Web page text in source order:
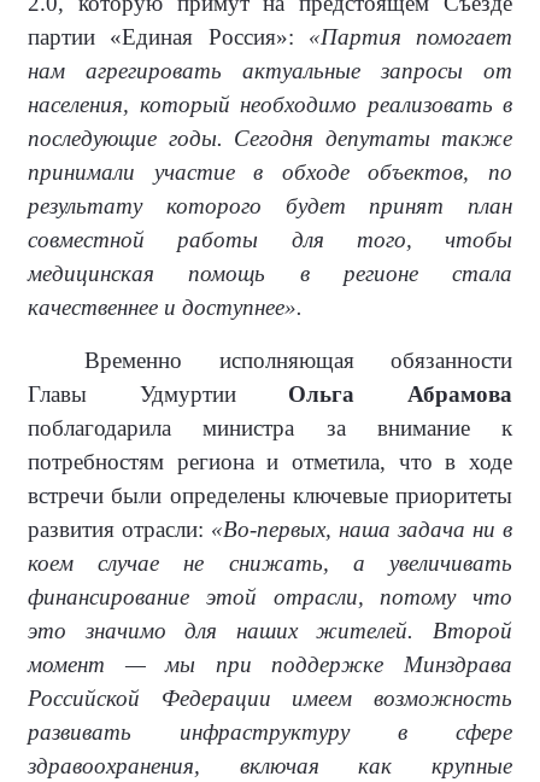
партии «Единая Россия»: «Партия помогает
нам агрегировать актуальные запросы от
населения, который необходимо реализовать в
последующие годы. Сегодня депутаты также
принимали участие в обходе объектов, по
результату которого будет принят план
совместной работы для того, чтобы
медицинская помощь в регионе стала
качественнее и доступнее».
Временно исполняющая обязанности
Главы Удмуртии Ольга Абрамова
поблагодарила министра за внимание к
потребностям региона и отметила, что в ходе
встречи были определены ключевые приоритеты
развития отрасли: «Во-первых, наша задача ни в
коем случае не снижать, а увеличивать
финансирование этой отрасли, потому что
это значимо для наших жителей. Второй
момент — мы при поддержке Минздрава
Российской Федерации имеем возможность
развивать инфраструктуру в сфере
здравоохранения, включая как крупные